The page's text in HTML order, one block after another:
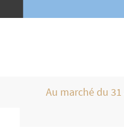
Au marché du